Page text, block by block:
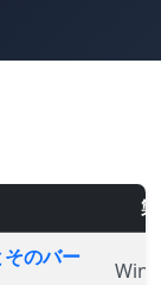
のバー